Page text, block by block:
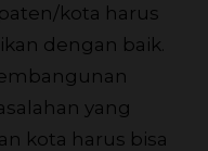
kota harus
dengan baik.
yang
kota harus bisa